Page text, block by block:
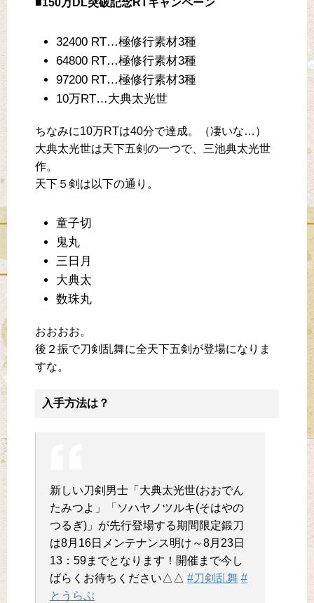
■150万DL突破記念RTキャンペーン
32400 RT…極修行素材3種
64800 RT…極修行素材3種
97200 RT…極修行素材3種
10万RT…大典太光世
ちなみに10万RTは40分で達成。（凄いな…）
大典太光世は天下五剣の一つで、三池典太光世
作。
天下５剣は以下の通り。
童子切
鬼丸
三日月
大典太
数珠丸
おおおお。
後２振で刀剣乱舞に全天下五剣が登場になりま
すな。
入手方法は？
新しい刀剣男士「大典太光世(おおでん
たみつよ」「ソハヤノツルキ(そはやの
つるぎ)」が先行登場する期間限定鍛刀
は8月16日メンテナンス明け～8月23日
13：59までとなります！開催まで今し
ばらくお待ちください△△ #刀剣乱舞 #
とうらぶ